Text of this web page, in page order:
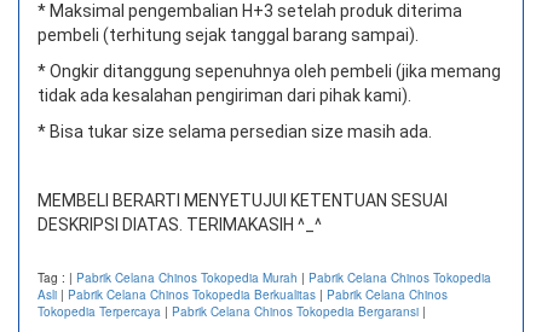
* Maksimal pengembalian H+3 setelah produk diterima
pembeli (terhitung sejak tanggal barang sampai).
* Ongkir ditanggung sepenuhnya oleh pembeli (jika memang
tidak ada kesalahan pengiriman dari pihak kami).
* Bisa tukar size selama persedian size masih ada.
MEMBELI BERARTI MENYETUJUI KETENTUAN SESUAI
DESKRIPSI DIATAS. TERIMAKASIH ^_^
Tag : | Pabrik Celana Chinos Tokopedia Murah | Pabrik Celana Chinos Tokopedia
Asli | Pabrik Celana Chinos Tokopedia Berkualitas | Pabrik Celana Chinos
Tokopedia Terpercaya | Pabrik Celana Chinos Tokopedia Bergaransi |